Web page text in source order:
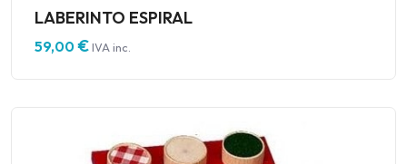
LABERINTO ESPIRAL
59,00€IVA inc.